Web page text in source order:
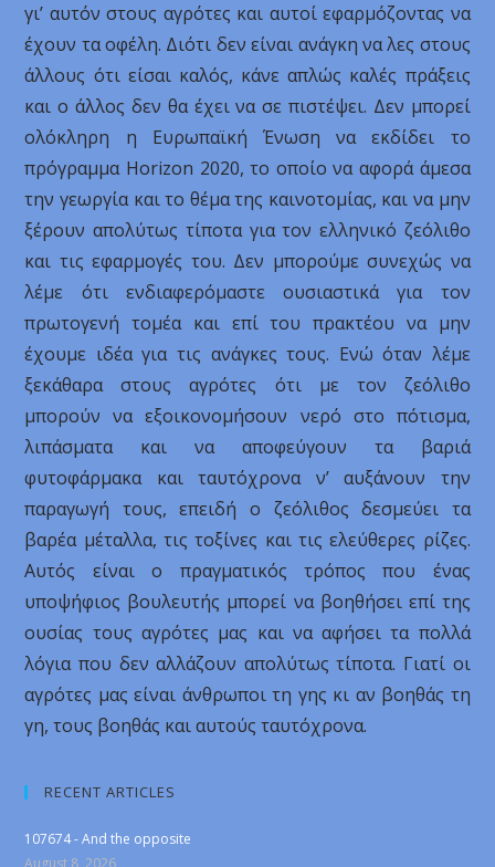
γι’ αυτόν στους αγρότες και αυτοί εφαρμόζοντας να
έχουν τα οφέλη. Διότι δεν είναι ανάγκη να λες στους
άλλους ότι είσαι καλός, κάνε απλώς καλές πράξεις
και ο άλλος δεν θα έχει να σε πιστέψει. Δεν μπορεί
ολόκληρη η Ευρωπαϊκή Ένωση να εκδίδει το
πρόγραμμα Horizon 2020, το οποίο να αφορά άμεσα
την γεωργία και το θέμα της καινοτομίας, και να μην
ξέρουν απολύτως τίποτα για τον ελληνικό ζεόλιθο
και τις εφαρμογές του. Δεν μπορούμε συνεχώς να
λέμε ότι ενδιαφερόμαστε ουσιαστικά για τον
πρωτογενή τομέα και επί του πρακτέου να μην
έχουμε ιδέα για τις ανάγκες τους. Ενώ όταν λέμε
ξεκάθαρα στους αγρότες ότι με τον ζεόλιθο
μπορούν να εξοικονομήσουν νερό στο πότισμα,
λιπάσματα και να αποφεύγουν τα βαριά
φυτοφάρμακα και ταυτόχρονα ν’ αυξάνουν την
παραγωγή τους, επειδή ο ζεόλιθος δεσμεύει τα
βαρέα μέταλλα, τις τοξίνες και τις ελεύθερες ρίζες.
Αυτός είναι ο πραγματικός τρόπος που ένας
υποψήφιος βουλευτής μπορεί να βοηθήσει επί της
ουσίας τους αγρότες μας και να αφήσει τα πολλά
λόγια που δεν αλλάζουν απολύτως τίποτα. Γιατί οι
αγρότες μας είναι άνθρωποι τη γης κι αν βοηθάς τη
γη, τους βοηθάς και αυτούς ταυτόχρονα.
RECENT ARTICLES
107674 - And the opposite
August 8, 2026